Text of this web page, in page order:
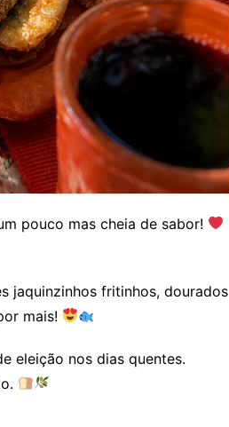
pouco mas cheia de sabor!
jaquinzinhos fritinhos, dourados
mais!
eleição nos dias quentes.